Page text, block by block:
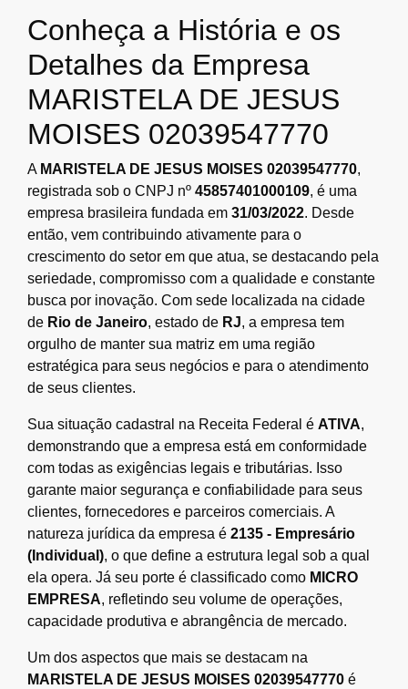
Conheça a História e os
Detalhes da Empresa
MARISTELA DE JESUS
MOISES 02039547770
A MARISTELA DE JESUS MOISES 02039547770,
registrada sob o CNPJ nº 45857401000109, é uma
empresa brasileira fundada em 31/03/2022. Desde
então, vem contribuindo ativamente para o
crescimento do setor em que atua, se destacando pela
seriedade, compromisso com a qualidade e constante
busca por inovação. Com sede localizada na cidade
de Rio de Janeiro, estado de RJ, a empresa tem
orgulho de manter sua matriz em uma região
estratégica para seus negócios e para o atendimento
de seus clientes.
Sua situação cadastral na Receita Federal é ATIVA,
demonstrando que a empresa está em conformidade
com todas as exigências legais e tributárias. Isso
garante maior segurança e confiabilidade para seus
clientes, fornecedores e parceiros comerciais. A
natureza jurídica da empresa é 2135 - Empresário
(Individual), o que define a estrutura legal sob a qual
ela opera. Já seu porte é classificado como MICRO
EMPRESA, refletindo seu volume de operações,
capacidade produtiva e abrangência de mercado.
Um dos aspectos que mais se destacam na
MARISTELA DE JESUS MOISES 02039547770 é